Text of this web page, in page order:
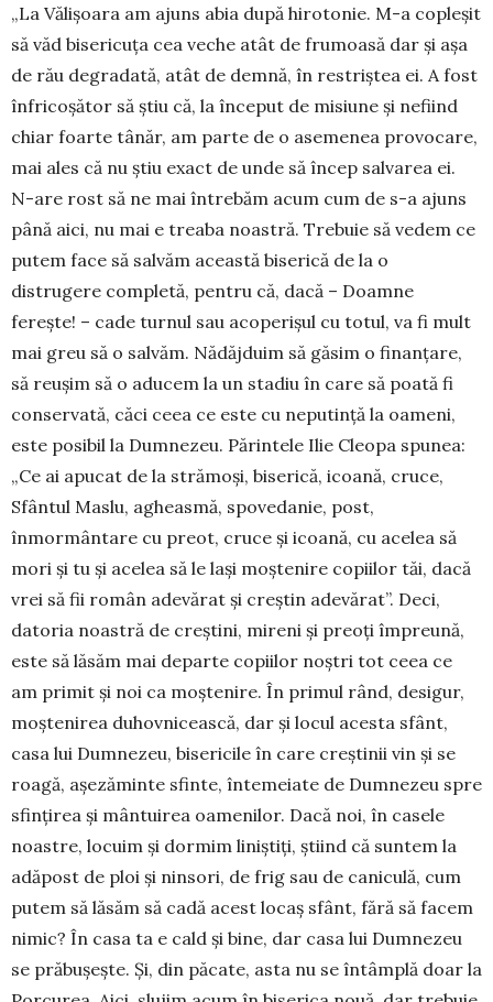
„La Vălișoara am ajuns abia după hirotonie. M-a copleșit
să văd bisericuța cea veche atât de frumoasă dar și așa
de rău degradată, atât de demnă, în restriștea ei. A fost
înfricoșător să știu că, la început de misiune și nefiind
chiar foarte tânăr, am parte de o asemenea provocare,
mai ales că nu știu exact de unde să încep salvarea ei.
N-are rost să ne mai întrebăm acum cum de s-a ajuns
până aici, nu mai e treaba noastră. Trebuie să vedem ce
putem face să salvăm această biserică de la o
distrugere completă, pentru că, dacă – Doamne
ferește! – cade turnul sau acoperișul cu totul, va fi mult
mai greu să o salvăm. Nădăjduim să găsim o finanțare,
să reușim să o aducem la un stadiu în care să poată fi
conservată, căci ceea ce este cu neputință la oameni,
este posibil la Dumnezeu. Părintele Ilie Cleopa spunea:
„Ce ai apucat de la strămoși, biserică, icoană, cruce,
Sfântul Maslu, agheasmă, spovedanie, post,
înmormântare cu preot, cruce și icoană, cu acelea să
mori și tu și acelea să le lași moștenire copiilor tăi, dacă
vrei să fii român adevărat și creștin adevărat”. Deci,
datoria noastră de creștini, mireni și preoți împreună,
este să lăsăm mai departe copiilor noștri tot ceea ce
am primit și noi ca moștenire. În primul rând, desigur,
moștenirea duhovnicească, dar și locul acesta sfânt,
casa lui Dumnezeu, bisericile în care creștinii vin și se
roagă, așezăminte sfinte, întemeiate de Dumnezeu spre
sfințirea și mântuirea oamenilor. Dacă noi, în casele
noastre, locuim și dormim liniștiți, știind că suntem la
adăpost de ploi și ninsori, de frig sau de caniculă, cum
putem să lăsăm să cadă acest locaș sfânt, fără să facem
nimic? În casa ta e cald și bine, dar casa lui Dumnezeu
se prăbușește. Și, din păcate, asta nu se întâmplă doar la